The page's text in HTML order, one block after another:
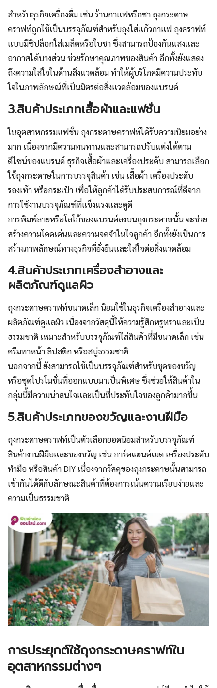
สำหรับธุรกิจเครื่องดื่ม เช่น ร้านกาแฟหรือชา ถุงกระดาษ
คราฟท์ถูกใช้เป็นบรรจุภัณฑ์สำหรับถุงใส่แก้วกาแฟ ถุงคราฟท์
แบบมีซิปล็อกใส่เมล็ดหรือใบชา ซึ่งสามารถป้องกันแสงและ
อากาศได้บางส่วน ช่วยรักษาคุณภาพของสินค้า อีกทั้งยังแสดง
ถึงความใส่ใจในด้านสิ่งแวดล้อม ทำให้ผู้บริโภคมีความประทับ
ใจในภาพลักษณ์ที่เป็นมิตรต่อสิ่งแวดล้อมของแบรนด์
3.สินค้าประเภทเสื้อผ้าและแฟชั่น
ในอุตสาหกรรมแฟชั่น ถุงกระดาษคราฟท์ได้รับความนิยมอย่าง
มาก เนื่องจากมีความทนทานและสามารถปรับแต่งได้ตาม
ดีไซน์ของแบรนด์ ธุรกิจเสื้อผ้าและเครื่องประดับ สามารถเลือก
ใช้ถุงกระดาษในการบรรจุสินค้า เช่น เสื้อผ้า เครื่องประดับ
รองเท้า หรือกระเป๋า เพื่อให้ลูกค้าได้รับประสบการณ์ที่ดีจาก
การใช้งานบรรจุภัณฑ์ที่แข็งแรงและดูดี
การพิมพ์ลายหรือโลโก้ของแบรนด์ลงบนถุงกระดาษนั้น จะช่วย
สร้างความโดดเด่นและความจดจำในใจลูกค้า อีกทั้งยังเป็นการ
สร้างภาพลักษณ์ทางธุรกิจที่ยั่งยืนและใส่ใจต่อสิ่งแวดล้อม
4.สินค้าประเภทเครื่องสำอางและ
ผลิตภัณฑ์ดูแลผิว
ถุงกระดาษคราฟท์ขนาดเล็ก นิยมใช้ในธุรกิจเครื่องสำอางและ
ผลิตภัณฑ์ดูแลผิว เนื่องจากวัสดุนี้ให้ความรู้สึกหรูหราและเป็น
ธรรมชาติ เหมาะสำหรับบรรจุภัณฑ์ใส่สินค้าที่มีขนาดเล็ก เช่น
ครีมทาหน้า ลิปสติก หรือสบู่ธรรมชาติ
นอกจากนี้ ยังสามารถใช้เป็นบรรจุภัณฑ์สำหรับชุดของขวัญ
หรือชุดโปรโมชั่นที่ออกแบบมาเป็นพิเศษ ซึ่งช่วยให้สินค้าใน
กลุ่มนี้มีความน่าสนใจและเป็นที่ประทับใจของลูกค้ามากขึ้น
5.สินค้าประเภทของขวัญและงานฝีมือ
ถุงกระดาษคราฟท์เป็นตัวเลือกยอดนิยมสำหรับบรรจุภัณฑ์
สินค้างานฝีมือและของขวัญ เช่น การ์ดแฮนด์เมด เครื่องประดับ
ทำมือ หรือสินค้า DIY เนื่องจากวัสดุของถุงกระดาษนั้นสามารถ
เข้ากันได้ดีกับลักษณะสินค้าที่ต้องการเน้นความเรียบง่ายและ
ความเป็นธรรมชาติ
การประยุกต์ใช้ถุงกระดาษคราฟท์ใน
อุตสาหกรรมต่างๆ